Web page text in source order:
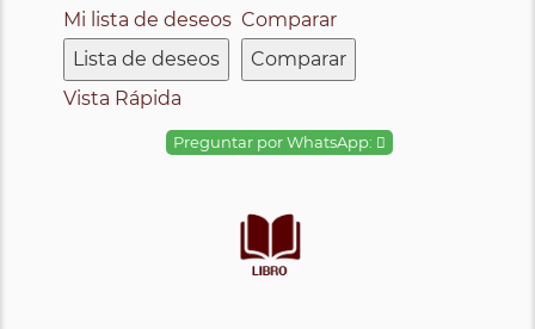
Mi lista de deseos
Lista de deseos
Comparar
Comparar
Vista Rápida
Preguntar por WhatsApp: